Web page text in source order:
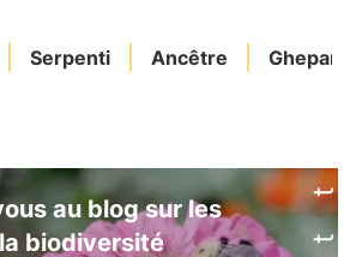
Serpenti Ancêtre Ghepardo
au blog sur les
biodiversité